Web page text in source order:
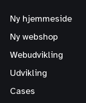
Ny hjemmeside
Ny webshop
Webudvikling
Udvikling
Cases